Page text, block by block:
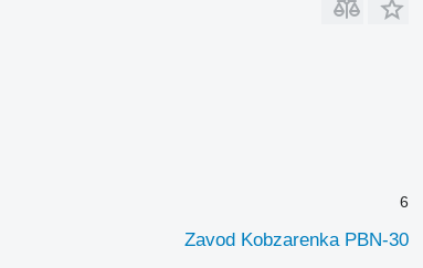
6
Zavod Kobzarenka PBN-30